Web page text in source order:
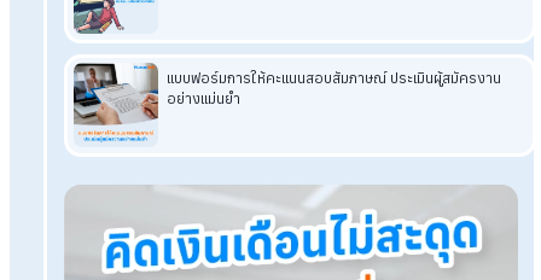
ไม่มีค่าใช้จ่ายใดๆ ทั้งสิ้น ยกเลิกเมื่อไหร่ก็ได้
ทดลองใช้งานฟรี